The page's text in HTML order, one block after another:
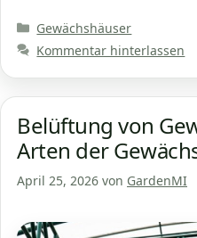
Kategorien
Gewächshäuser
Kommentar hinterlassen
Belüftung von
Arten der
April 25, 2026 von GardenMI